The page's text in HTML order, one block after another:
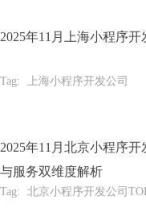
2025年11月上海小程序开
Tag: 上海小程序开发公司
2025年11月北京小程序
与服务双维度解析
Tag: 北京小程序开发公司